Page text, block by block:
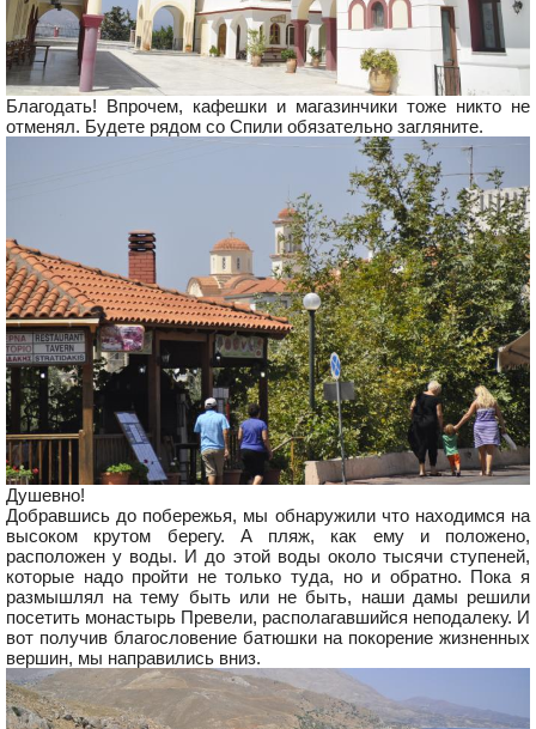
Благодать! Впрочем, кафешки и магазинчики тоже никто не
отменял. Будете рядом со Спили обязательно загляните.
Душевно!
Добравшись до побережья, мы обнаружили что находимся на
высоком крутом берегу. А пляж, как ему и положено,
расположен у воды. И до этой воды около тысячи ступеней,
которые надо пройти не только туда, но и обратно. Пока я
размышлял на тему быть или не быть, наши дамы решили
посетить монастырь Превели, располагавшийся неподалеку. И
вот получив благословение батюшки на покорение жизненных
вершин, мы направились вниз.